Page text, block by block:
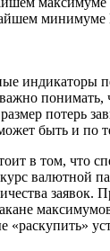
минимуме
индикаторы
понимать,
потерь
быть и по
в том, что
валютной
заявок.
«раскупить»